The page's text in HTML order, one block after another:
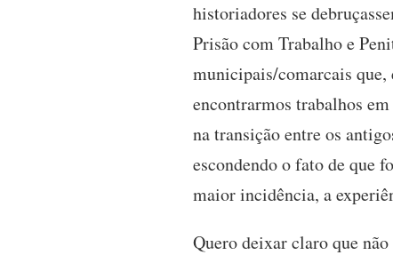
historiadores se
Prisão com Trabalho e
municipais/comarcais
encontrarmos trabalhos
na transição entre os
escondendo o fato de que
maior incidência, a
Quero deixar claro que